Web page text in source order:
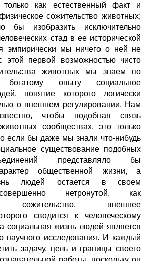
только как естественный факт и
сожительство животных;
изобразить исключительно
стад в ее исторической
эмпирически мы ничего о ней не
первой возможностью чисто
животных мы знаем по
опыту социальное
понятие которого логически
о внешнем регулировании. Нам
чтобы подобная связь
сообществах, это только
если бы даже мы знали что-нибудь
существование подобных
представляло бы
общественной жизни, а
людей остается в своем
нетронутой, как
сожительство, внешнее
сводится к человеческому
социальная жизнь людей является
научного исследования. И каждый
задачу, цель и границы своего